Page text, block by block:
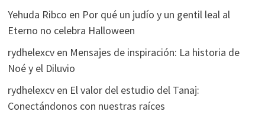
Yehuda Ribco en Por qué un judío y un gentil leal al
Eterno no celebra Halloween
rydhelexcven Mensajes de inspiración: La historia de
Noé y el Diluvio
rydhelexcven El valor del estudio del Tanaj:
Conectándonos con nuestras raíces